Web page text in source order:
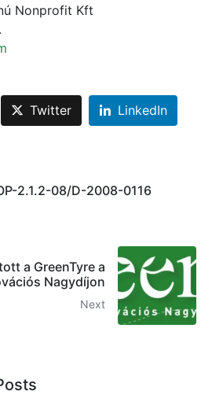
Nonprofit Kft
Twitter LinkedIn
2.1.2-08/D-2008-0116
a GreenTyre a
Nagydíjon
Next